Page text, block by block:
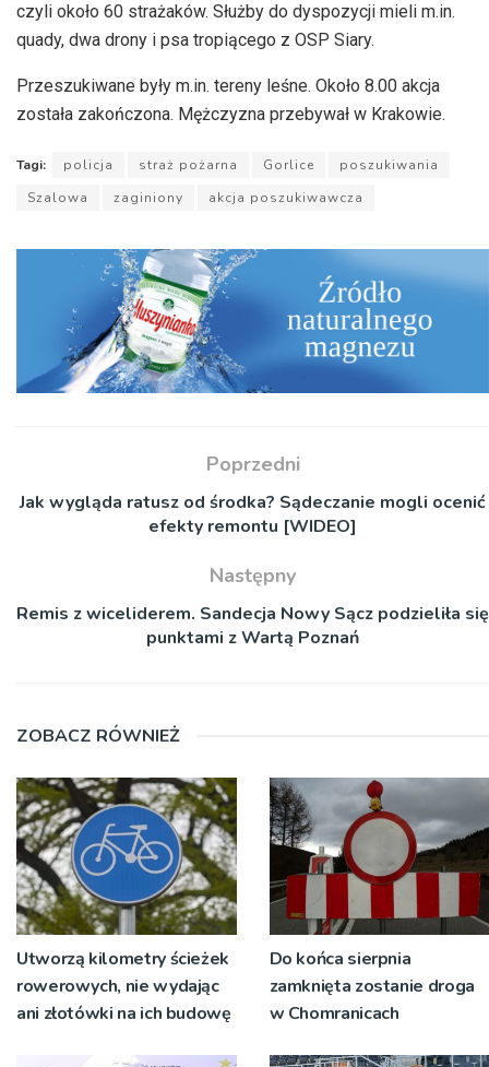
czyli około 60 strażaków. Służby do dyspozycji mieli m.in.
quady, dwa drony i psa tropiącego z OSP Siary.
Przeszukiwane były m.in. tereny leśne. Około 8.00 akcja
została zakończona. Mężczyzna przebywał w Krakowie.
Tagi: policja straż pożarna Gorlice
poszukiwania
Szalowa
zaginiony akcja poszukiwawcza
Poprzedni
Jak wygląda ratusz od środka? Sądeczanie mogli ocenić
efekty remontu [WIDEO]
Następny
Remis z wiceliderem. Sandecja Nowy Sącz podzieliła się
punktami z Wartą Poznań
ZOBACZ RÓWNIEŻ
Utworzą kilometry ścieżek
rowerowych, nie wydając
ani złotówki na ich budowę
Do końca sierpnia
zamknięta zostanie droga
w Chomranicach